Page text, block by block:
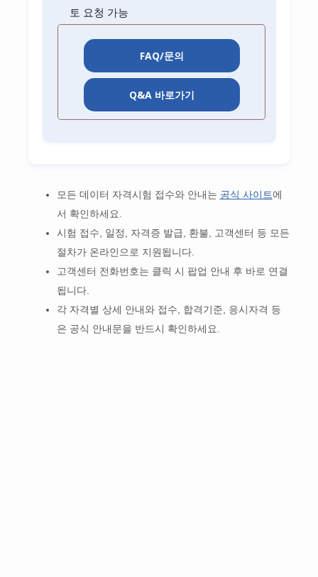
토 요청 가능
FAQ/문의
Q&A 바로가기
모든 데이터 자격시험 접수와 안내는 공식 사이트에
서 확인하세요.
시험 접수, 일정, 자격증 발급, 환불, 고객센터 등 모든
절차가 온라인으로 지원됩니다.
고객센터 전화번호는 클릭 시 팝업 안내 후 바로 연결
됩니다.
각 자격별 상세 안내와 접수, 합격기준, 응시자격 등
은 공식 안내문을 반드시 확인하세요.